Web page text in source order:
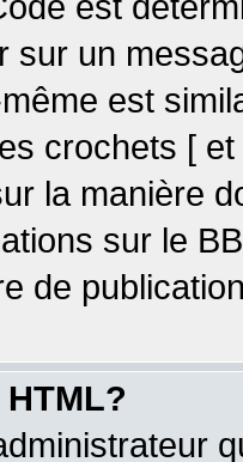
sur un
est
crochets [
la manière
sur le
de